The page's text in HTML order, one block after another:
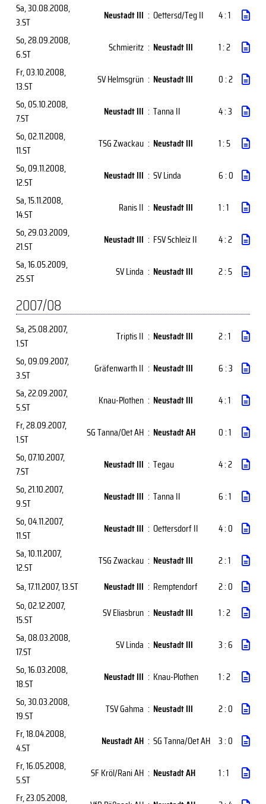
Sa, 30.08.2008,
3.ST
Neustadt III : Oettersd/Teg II
4 : 1
So, 28.09.2008,
6.ST
Schmieritz : Neustadt III
1 : 2
Fr, 03.10.2008,
13.ST
SV Helmsgrün : Neustadt III
0 : 2
So, 05.10.2008,
7.ST
Neustadt III : Tanna II
4 : 3
So, 02.11.2008,
11.ST
TSG Zwackau : Neustadt III
1 : 5
So, 09.11.2008,
12.ST
Neustadt III : SV Linda
6 : 0
Sa, 15.11.2008,
14.ST
Ranis II : Neustadt III
1 : 1
So, 29.03.2009,
21.ST
Neustadt III : FSV Schleiz II
4 : 2
Sa, 16.05.2009,
25.ST
SV Linda : Neustadt III 2 : 5
2007/08
Sa, 25.08.2007,
1.ST
Triptis II : Neustadt III
2 : 1
So, 09.09.2007,
3.ST
Gräfenwarth II : Neustadt III
6 : 3
Sa, 22.09.2007,
5.ST
Knau-Plothen : Neustadt III
4 : 1
Fr, 28.09.2007,
1.ST
SG Tanna/Oet AH : Neustadt AH
0 : 1
So, 07.10.2007,
7.ST
Neustadt III : Tegau
4 : 2
So, 21.10.2007,
9.ST
Neustadt III : Tanna II
6 : 1
So, 04.11.2007,
11.ST
Neustadt III : Oettersdorf II
4 : 0
Sa, 10.11.2007,
12.ST
TSG Zwackau : Neustadt III
2 : 1
Sa, 17.11.2007, 13.ST Neustadt III : Remptendorf
2 : 0
So, 02.12.2007,
15.ST
SV Eliasbrun : Neustadt III
1 : 2
Sa, 08.03.2008,
17.ST
SV Linda : Neustadt III
3 : 6
So, 16.03.2008,
18.ST
Neustadt III : Knau-Plothen
1 : 2
So, 30.03.2008,
19.ST
TSV Gahma : Neustadt III
2 : 0
Fr, 18.04.2008,
4.ST
Neustadt AH : SG Tanna/Oet AH 3 : 0
Fr, 16.05.2008,
5.ST
SF Kröl/Rani AH : Neustadt AH
1 : 1
Fr, 23.05.2008,